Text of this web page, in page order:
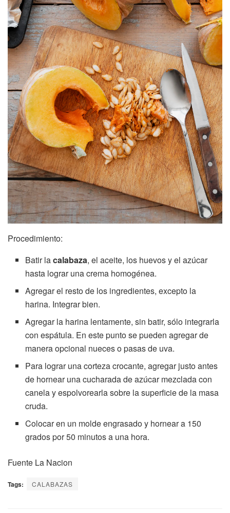
Procedimiento:
Batir lacalabaza, el aceite, los huevos y el azúcar
hasta lograr una crema homogénea.
Agregar el resto de los ingredientes, excepto la
harina. Integrar bien.
Agregar la harina lentamente, sin batir, sólo integrarla
con espátula. En este punto se pueden agregar de
manera opcional nueces o pasas de uva.
Para lograr una corteza crocante, agregar justo antes
de hornear una cucharada de azúcar mezclada con
canela y espolvorearla sobre la superficie de la masa
cruda.
Colocar en un molde engrasado y hornear a 150
grados por 50 minutos a una hora.
Fuente La Nacion
Tags: CALABAZAS